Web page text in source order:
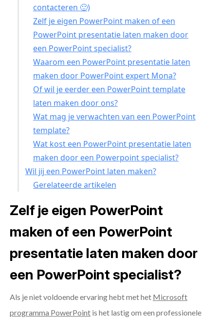
contacteren 🙂)
Zelf je eigen PowerPoint maken of een
PowerPoint presentatie laten maken door
een PowerPoint specialist?
Waarom een PowerPoint presentatie laten
maken door PowerPoint expert Mona?
Of wil je eerder een PowerPoint template
laten maken door ons?
Wat mag je verwachten van een PowerPoint
template?
Wat kost een PowerPoint presentatie laten
maken door een Powerpoint specialist?
Wil jij een PowerPoint laten maken?
Gerelateerde artikelen
Zelf je eigen PowerPoint
maken of een PowerPoint
presentatie laten maken door
een PowerPoint specialist?
Als je niet voldoende ervaring hebt met het Microsoft
programma PowerPoint is het lastig om een professionele